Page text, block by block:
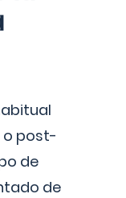
post-
de
de